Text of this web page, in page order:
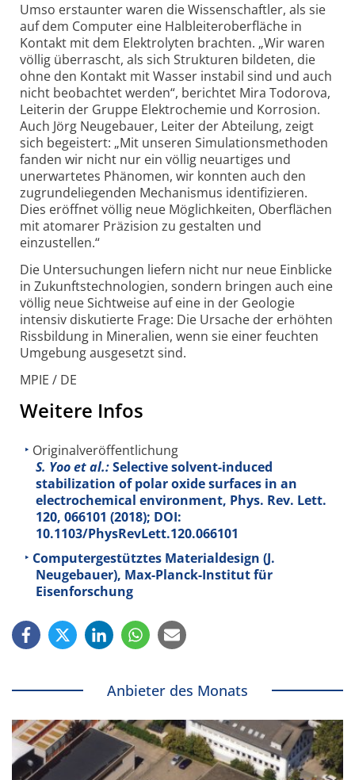
Umso erstaunter waren die Wissenschaftler, als sie
auf dem Computer eine Halbleiter­oberfläche in
Kontakt mit dem Elektrolyten brachten. „Wir waren
völlig überrascht, als sich Strukturen bildeten, die
ohne den Kontakt mit Wasser instabil sind und auch
nicht beobachtet werden“, berichtet Mira Todorova,
Leiterin der Gruppe Elektro­chemie und Korrosion.
Auch Jörg Neugebauer, Leiter der Abteilung, zeigt
sich begeistert: „Mit unseren Simulations­methoden
fanden wir nicht nur ein völlig neuartiges und
unerwartetes Phänomen, wir konnten auch den
zugrunde­liegenden Mechanismus identifizieren.
Dies eröffnet völlig neue Möglichkeiten, Oberflächen
mit atomarer Präzision zu gestalten und
einzustellen.“
Die Untersuchungen liefern nicht nur neue Einblicke
in Zukunfts­technologien, sondern bringen auch eine
völlig neue Sichtweise auf eine in der Geologie
intensiv diskutierte Frage: Die Ursache der erhöhten
Rissbildung in Mineralien, wenn sie einer feuchten
Umgebung ausgesetzt sind.
MPIE / DE
Weitere Infos
Originalveröffentlichung
S. Yoo et al.:Selective solvent-induced
stabilization of polar oxide surfaces in an
electrochemical environment, Phys. Rev. Lett.
120, 066101 (2018); DOI:
10.1103/PhysRevLett.120.066101
Computergestütztes Materialdesign (J.
Neugebauer), Max-Planck-Institut für
Eisenforschung
Anbieter des Monats